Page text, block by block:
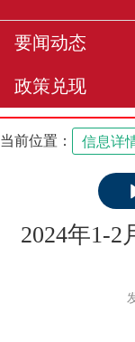
要闻动态
政策兑现
当前位置： 信息详
2024年1-2